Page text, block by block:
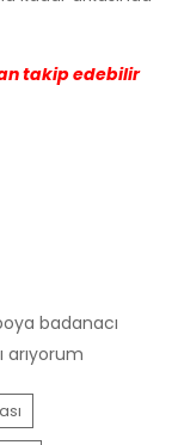
takip edebilir
badanacı
arıyorum